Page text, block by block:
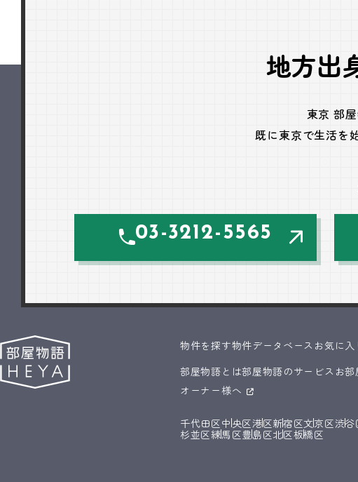
地方出
東京 部屋
既に東京で生活を
03-3212-5565
物件を探す物件データベース お気に入
部屋物語とは部屋物語のサービス お
オーナー様へ
千代田区中央区港区新宿区文京区渋谷
杉並区練馬区豊島区北区板橋区